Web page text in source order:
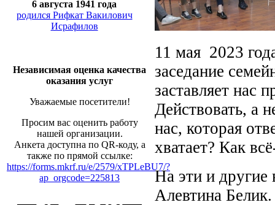
6 августа 1941 года
родился Рифкат Вакилович
Исрафилов
Независимая оценка качества
оказания услуг
Уважаемые посетители!
Просим вас оценить работу
нашей организации.
Анкета доступна по QR-коду, а
также по прямой ссылке:
https://forms.mkrf.ru/e/2579/xTPLeBU7/?
ap_orgcode=225813
11 мая 2023
заседание
заставляет нас
Действовать, а
нас, которая
хватает? Как
На эти и другие
Алевтина Белик.